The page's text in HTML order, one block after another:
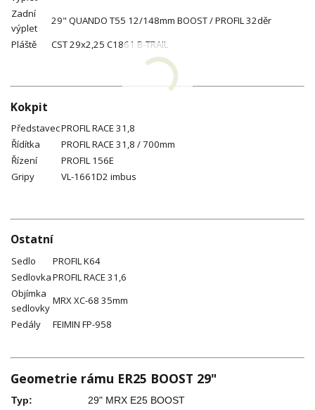
Zadní
výplet
29" QUANDO T55 12/148mm BOOST / PROFIL 32děr
Pláště
CST 29x2,25 C1861 B-TRAIL
Kokpit
PředstavecPROFIL RACE 31,8
Řídítka
PROFIL RACE 31,8 / 700mm
Řízení
PROFIL 156E
Gripy
VL-1661D2 imbus
Ostatní
Sedlo
PROFIL K64
SedlovkaPROFIL RACE 31,6
Objímka
sedlovky
MRX XC-68 35mm
Pedály
FEIMIN FP-958
Geometrie rámu ER25 BOOST 29"
Typ:
29" MRX E25 BOOST